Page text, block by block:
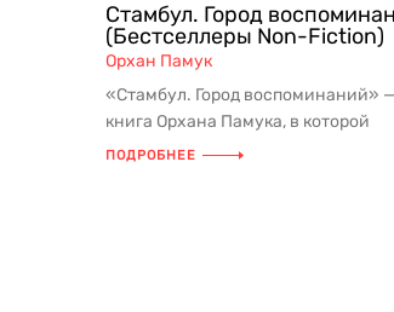
Стамбул. Город
(Бестселлеры Non-Fiction)
Орхан Памук
«Стамбул. Город воспоминаний» —
книга Орхана Памука, в которой
Стамбул становится не фоном, а
ПОДРОБНЕЕ